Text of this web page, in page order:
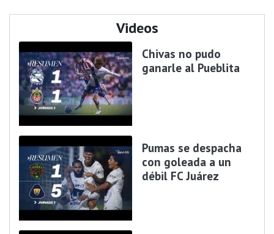
Videos
Chivas no pudo
ganarle al Pueblita
Pumas se despacha
con goleada a un
débil FC Juárez